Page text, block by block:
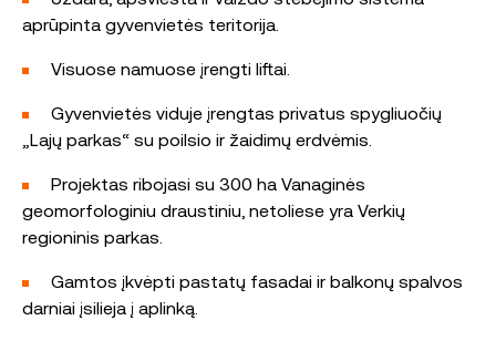
aprūpinta gyvenvietės teritorija.
Visuose namuose įrengti liftai.
Gyvenvietės viduje įrengtas privatus spygliuočių
„Lajų parkas“ su poilsio ir žaidimų erdvėmis.
Projektas ribojasi su 300 ha Vanaginės
geomorfologiniu draustiniu, netoliese yra Verkių
regioninis parkas.
Gamtos įkvėpti pastatų fasadai ir balkonų spalvos
darniai įsilieja į aplinką.